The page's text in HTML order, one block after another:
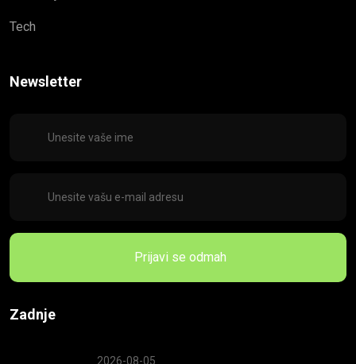
Tech
Newsletter
Prijavi se odmah
Zadnje
2026-08-05